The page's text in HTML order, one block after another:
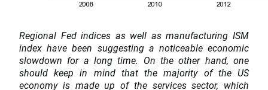
Regional Fed indices as well as manufacturing ISM
index have been suggesting a noticeable economic
slowdown for a long time. On the other hand, one
should keep in mind that the majority of the US
economy is made up of the services sector, which